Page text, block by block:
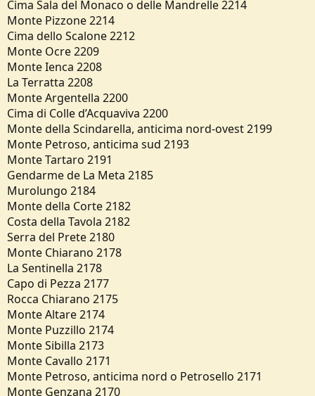
Cima Sala del Monaco o delle Mandrelle 2214
Monte Pizzone 2214
Cima dello Scalone 2212
Monte Ocre 2209
Monte Ienca 2208
La Terratta 2208
Monte Argentella 2200
Cima di Colle d’Acquaviva 2200
Monte della Scindarella, anticima nord-ovest 2199
Monte Petroso, anticima sud 2193
Monte Tartaro 2191
Gendarme de La Meta 2185
Murolungo 2184
Monte della Corte 2182
Costa della Tavola 2182
Serra del Prete 2180
Monte Chiarano 2178
La Sentinella 2178
Capo di Pezza 2177
Rocca Chiarano 2175
Monte Altare 2174
Monte Puzzillo 2174
Monte Sibilla 2173
Monte Cavallo 2171
Monte Petroso, anticima nord o Petrosello 2171
Monte Genzana 2170